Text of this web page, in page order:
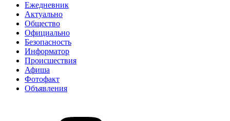
Ежедневник
Актуально
Общество
Официально
Безопасность
Информатор
Происшествия
Афиша
Фотофакт
Объявления